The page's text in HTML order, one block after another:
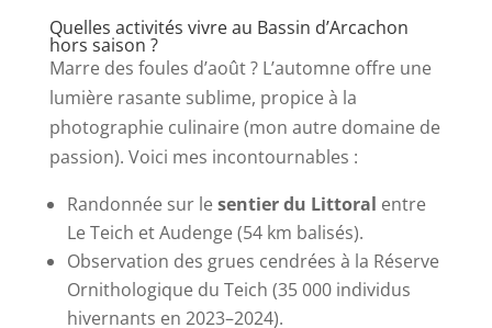
Quelles activités vivre au Bassin d’Arcachon
hors saison ?
Marre des foules d’août ? L’automne offre une
lumière rasante sublime, propice à la
photographie culinaire (mon autre domaine de
passion). Voici mes incontournables :
Randonnée sur lesentier du Littoral entre
Le Teich et Audenge (54 km balisés).
Observation des grues cendrées à la Réserve
Ornithologique du Teich (35 000 individus
hivernants en 2023–2024).